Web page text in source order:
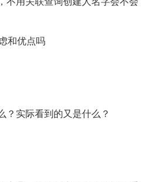
和优点吗
？实际看到的又是什么？